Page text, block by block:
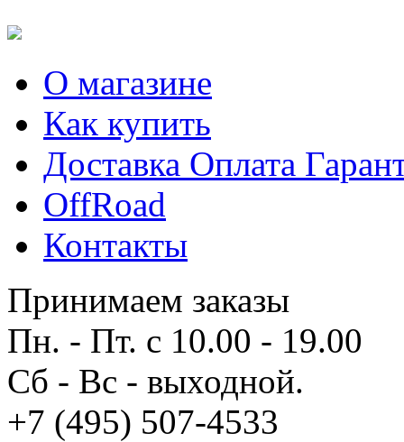
О магазине
Как купить
Доставка Оплата
OffRoad
Контакты
Принимаем заказы
Пн. - Пт. с 10.00 - 19.00
Сб - Вс - выходной.
+7 (495) 507-4533